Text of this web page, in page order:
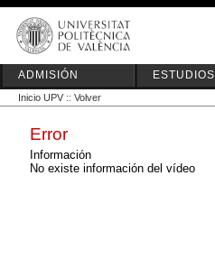
ADMISIÓN ESTUDIOS
Inicio UPV :: Volver
Error
Información
No existe información del vídeo